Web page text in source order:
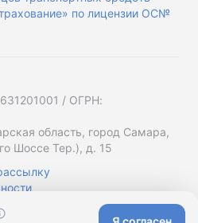
по лицензии ОС№
/ ОГРН:
область, город Самара,
Шоссе Тер.), д. 15